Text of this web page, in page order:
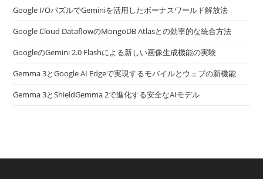
Google I/OパズルでGeminiを活用したボーナスワールド解放法
Google Cloud DataflowのMongoDB Atlasとの効率的な統合方法
GoogleのGemini 2.0 Flashによる新しい画像生成機能の実験
Gemma 3とGoogle AI Edgeで実現するモバイルとウェブの新機能
Gemma 3とShieldGemma 2で進化する安全なAIモデル